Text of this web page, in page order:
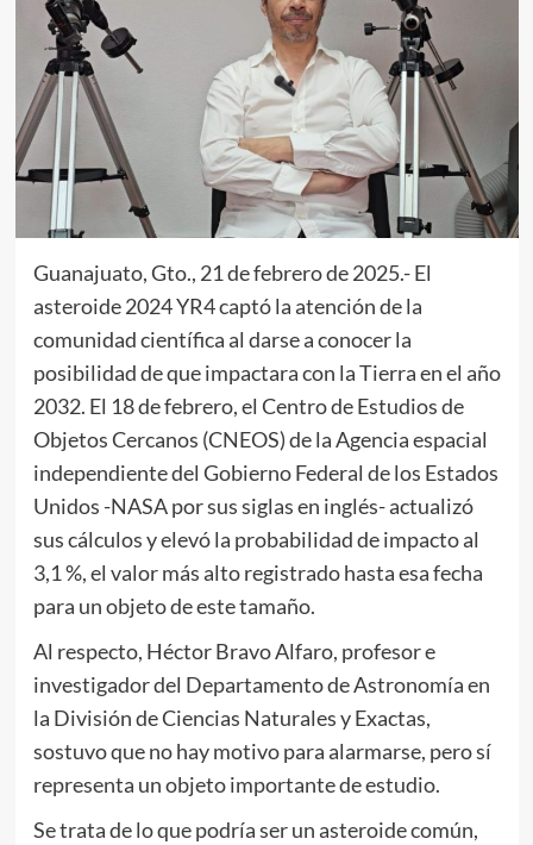
Guanajuato, Gto., 21 de febrero de 2025.- El
asteroide 2024 YR4 captó la atención de la
comunidad científica al darse a conocer la
posibilidad de que impactara con la Tierra en el año
2032. El 18 de febrero, el Centro de Estudios de
Objetos Cercanos (CNEOS) de la Agencia espacial
independiente del Gobierno Federal de los Estados
Unidos -NASA por sus siglas en inglés- actualizó
sus cálculos y elevó la probabilidad de impacto al
3,1 %, el valor más alto registrado hasta esa fecha
para un objeto de este tamaño.
Al respecto, Héctor Bravo Alfaro, profesor e
investigador del Departamento de Astronomía en
la División de Ciencias Naturales y Exactas,
sostuvo que no hay motivo para alarmarse, pero sí
representa un objeto importante de estudio.
Se trata de lo que podría ser un asteroide común,